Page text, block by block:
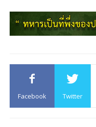
Facebook Twitter